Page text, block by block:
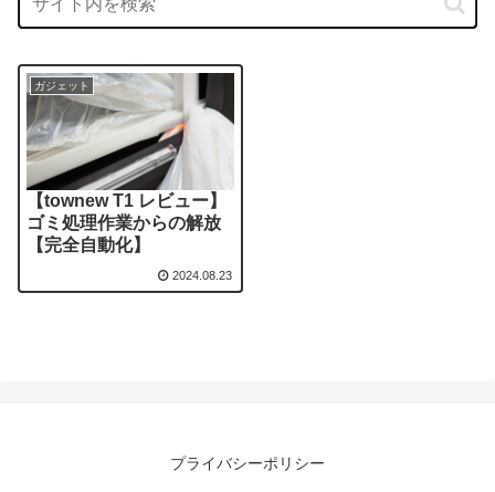
ガジェット
【townew T1 レビュー】
ゴミ処理作業からの解放
【完全自動化】
2024.08.23
プライバシーポリシー